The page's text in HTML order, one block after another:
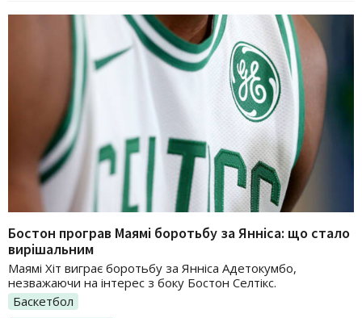
Бостон програв Маямі боротьбу за Янніса: що стало
вирішальним
Маямі Хіт виграє боротьбу за Янніса Адетокумбо,
незважаючи на інтерес з боку Бостон Селтікс.
Баскетбол